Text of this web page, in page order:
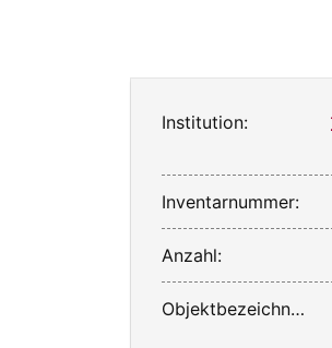
Institution:
Inventarnummer:
Anzahl:
Objektbezeichnung: